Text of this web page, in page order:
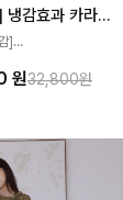
[재구매율1위] 냉감효과 카라니트
]
로 여름에도 시원하게
원32,800원